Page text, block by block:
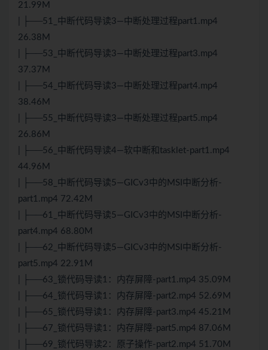
21.99M
| ├──51_中断代码导读3—中断处理过程part1.mp4
26.38M
| ├──53_中断代码导读3—中断处理过程part3.mp4
37.37M
| ├──54_中断代码导读3—中断处理过程part4.mp4
38.46M
| ├──55_中断代码导读3—中断处理过程part5.mp4
26.86M
| ├──56_中断代码导读4—软中断和tasklet-part1.mp4
44.96M
| ├──58_中断代码导读5—GICv3中的MSI中断分析-
part1.mp4 72.42M
| ├──61_中断代码导读5—GICv3中的MSI中断分析-
part4.mp4 68.80M
| ├──62_中断代码导读5—GICv3中的MSI中断分析-
part5.mp4 22.91M
| ├──63_锁代码导读1：内存屏障-part1.mp4 35.09M
| ├──64_锁代码导读1：内存屏障-part2.mp4 52.69M
| ├──65_锁代码导读1：内存屏障-part3.mp4 45.21M
| ├──67_锁代码导读1：内存屏障-part5.mp4 87.06M
| ├──69_锁代码导读2：原子操作-part2.mp4 51.70M